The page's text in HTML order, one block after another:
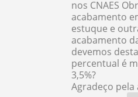
nos CNAES
acabamento
estuque e
acabamento
devemos
percentual é
3,5%?
Agradeço pela